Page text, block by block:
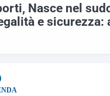
Nasce nel
e sicurezza: